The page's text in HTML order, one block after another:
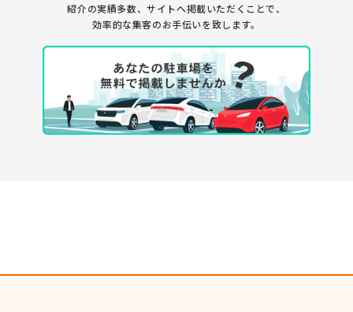
紹介の実績多数、サイトへ掲載いただくことで、
効率的な集客のお手伝いを致します。